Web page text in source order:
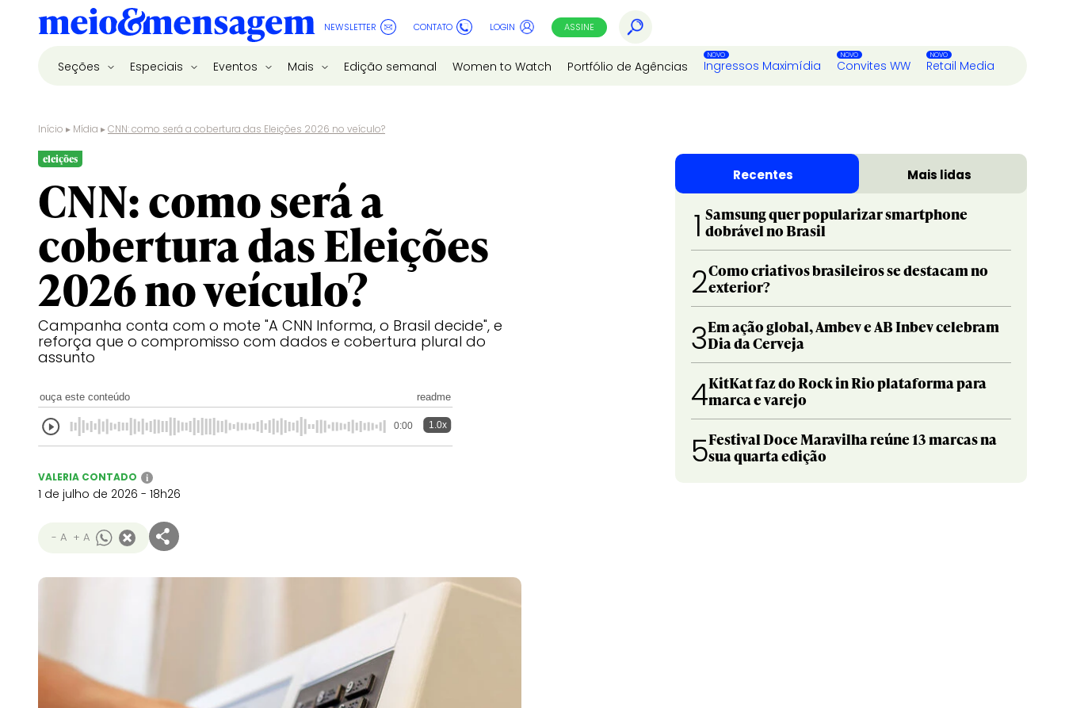
NEWSLETTER CONTATO LOGIN ASSINE
Seções Especiais Eventos Mais Edição semanal Women to Watch Portfólio de Agências Ingressos Maximídia Convites WW Retail Media
Início ▸ Mídia ▸CNN: como será a cobertura das Eleições 2026 no veículo?
eleições
CNN: como será a
cobertura das Eleições
2026 no veículo?
Campanha conta com o mote "A CNN Informa, o Brasil decide", e
reforça que o compromisso com dados e cobertura plural do
assunto
ouça este conteúdo readme
0:00 1.0x
VALERIA CONTADO i
1 de julho de 2026 - 18h26
- A + A
Recentes Mais lidas
1 Samsung quer popularizar smartphone
dobrável no Brasil
2Como criativos brasileiros se destacam no
exterior?
3Em ação global, Ambev e AB Inbev celebram
Dia da Cerveja
4KitKat faz do Rock in Rio plataforma para
marca e varejo
5Festival Doce Maravilha reúne 13 marcas na
sua quarta edição